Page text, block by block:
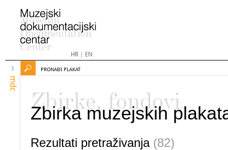
HR| EN
mdc
PRONAĐI PLAKAT
Zbirke, fondovi
Zbirka muzejskih
Rezultati pretraživanja (82)